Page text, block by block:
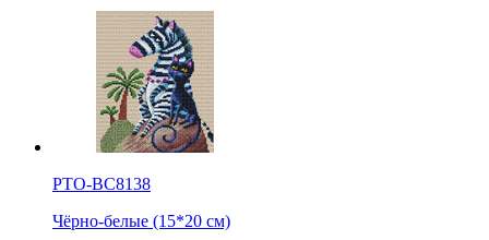
РТО-ВС8138
Чёрно-белые (15*20 см)